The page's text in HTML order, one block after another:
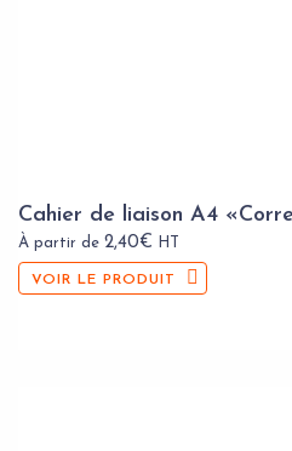
Cahier de liaison A4
À partir de 2,40€ HT
VOIR LE PRODUIT